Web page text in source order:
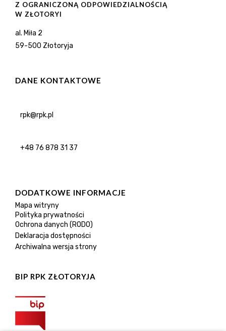
Z OGRANICZONĄ ODPOWIEDZIALNOŚCIĄ
W ZŁOTORYI
al. Miła 2
59-500 Złotoryja
DANE KONTAKTOWE
rpk@rpk.pl
+48 76 878 31 37
DODATKOWE INFORMACJE
Mapa witryny
Polityka prywatności
Ochrona danych (RODO)
Deklaracja dostępności
Archiwalna wersja strony
BIP RPK ZŁOTORYJA